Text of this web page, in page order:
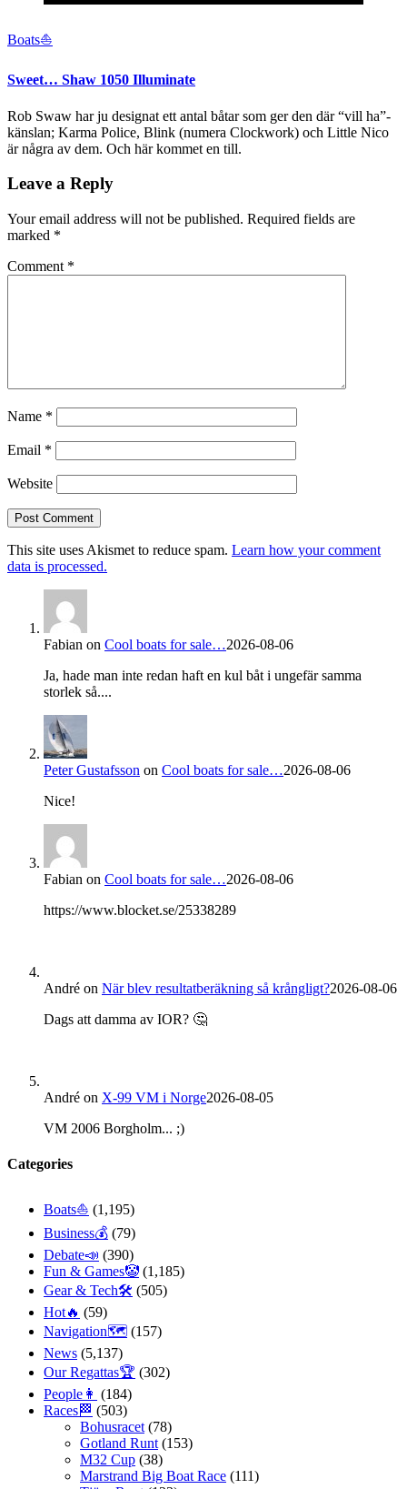
Boats⛵️
Sweet… Shaw 1050 Illuminate
Rob Swaw har ju designat ett antal båtar som ger den där “vill ha”-
känslan; Karma Police, Blink (numera Clockwork) och Little Nico
är några av dem. Och här kommet en till.
Leave a Reply
Your email address will not be published. Required fields are
marked *
Comment *
Name *
Email *
Website
This site uses Akismet to reduce spam. Learn how your comment
data is processed.
Fabian on Cool boats for sale…2026-08-06
Ja, hade man inte redan haft en kul båt i ungefär samma
storlek så....
Peter Gustafsson on Cool boats for sale…2026-08-06
Nice!
Fabian on Cool boats for sale…2026-08-06
https://www.blocket.se/25338289
André on När blev resultatberäkning så krångligt?2026-08-06
Dags att damma av IOR? 🤔
André on X-99 VM i Norge2026-08-05
VM 2006 Borgholm... ;)
Categories
Boats⛵️ (1,195)
Business💰 (79)
Debate📣 (390)
Fun & Games🤡 (1,185)
Gear & Tech🛠 (505)
Hot🔥 (59)
Navigation🗺 (157)
News (5,137)
Our Regattas🏆 (302)
People👩 (184)
Races🏁 (503)
Bohusracet (78)
Gotland Runt (153)
M32 Cup (38)
Marstrand Big Boat Race (111)